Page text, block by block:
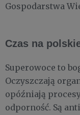
Gospodarstwa
Czas na
Superowoce to
Oczyszczają
opóźniają
odporność. Są